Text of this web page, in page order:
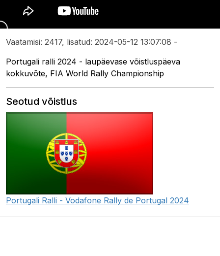
Vaatamisi: 2417, lisatud: 2024-05-12 13:07:08 -
Portugali ralli 2024 - laupäevase võistluspäeva
kokkuvõte, FIA World Rally Championship
Seotud võistlus
Portugali Ralli - Vodafone Rally de Portugal 2024